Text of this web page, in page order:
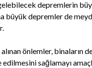
depremlerin
büyük depremler de
önlemler, binaların
sağlamayı